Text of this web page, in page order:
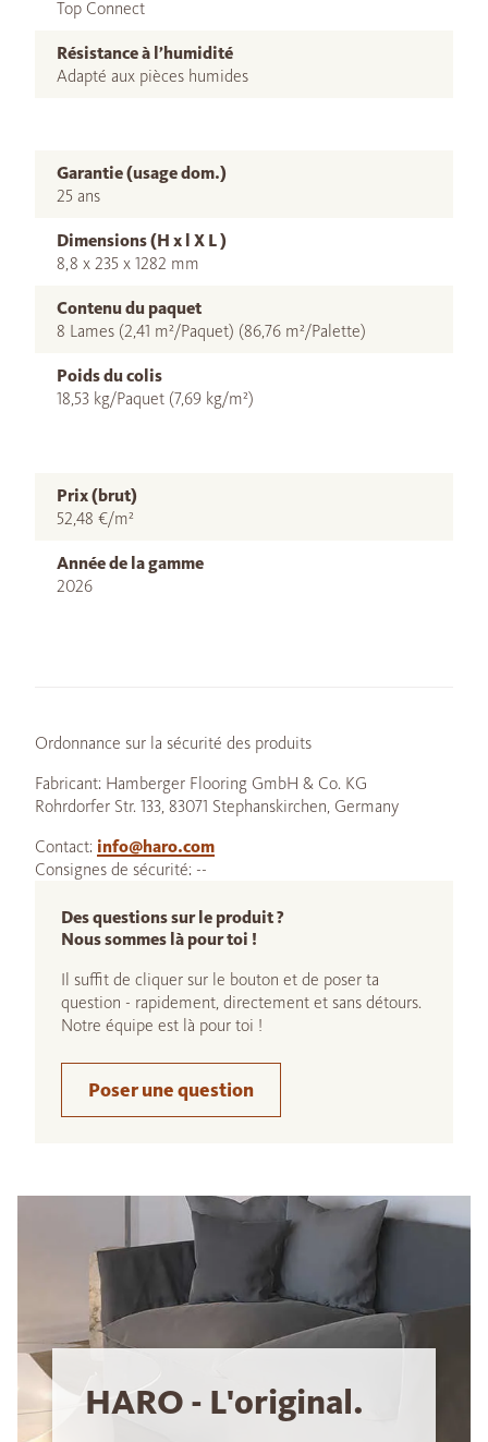
Top Connect
Résistance à l’humidité
Adapté aux pièces humides
Garantie (usage dom.)
25 ans
Dimensions (H x l X L )
8,8 x 235 x 1282 mm
Contenu du paquet
8 Lames (2,41 m²/Paquet) (86,76 m²/Palette)
Poids du colis
18,53 kg/Paquet (7,69 kg/m²)
Prix (brut)
52,48 €/m²
Année de la gamme
2026
Ordonnance sur la sécurité des produits
Fabricant: Hamberger Flooring GmbH & Co. KG
Rohrdorfer Str. 133, 83071 Stephanskirchen, Germany
Contact: info@haro.com
Consignes de sécurité: --
Des questions sur le produit ?
Nous sommes là pour toi !
Il suffit de cliquer sur le bouton et de poser ta
question - rapidement, directement et sans détours.
Notre équipe est là pour toi !
Poser une question
HARO - L'original.